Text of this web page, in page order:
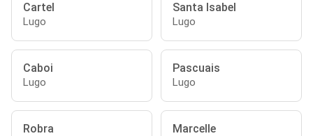
Cartel
Lugo
Santa Isabel
Lugo
Caboi
Lugo
Pascuais
Lugo
Robra Marcelle